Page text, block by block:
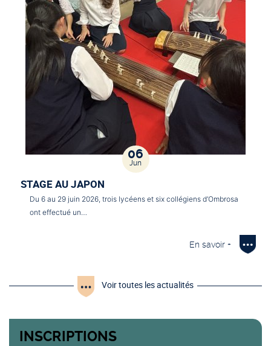
06
Jun
STAGE AU JAPON
Du 6 au 29 juin 2026, trois lycéens et six collégiens d’Ombrosa
ont effectué un…
En savoir +
Voir toutes les actualités
INSCRIPTIONS